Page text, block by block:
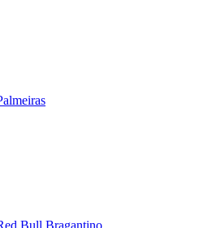
Bull Bragantino